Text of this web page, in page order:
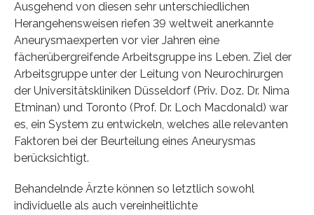
Ausgehend von diesen sehr unterschiedlichen
Herangehensweisen riefen 39 weltweit anerkannte
Aneurysmaexperten vor vier Jahren eine
fächerübergreifende Arbeitsgruppe ins Leben. Ziel der
Arbeitsgruppe unter der Leitung von Neurochirurgen
der Universitätskliniken Düsseldorf (Priv. Doz. Dr. Nima
Etminan) und Toronto (Prof. Dr. Loch Macdonald) war
es, ein System zu entwickeln, welches alle relevanten
Faktoren bei der Beurteilung eines Aneurysmas
berücksichtigt.
Behandelnde Ärzte können so letztlich sowohl
individuelle als auch vereinheitlichte